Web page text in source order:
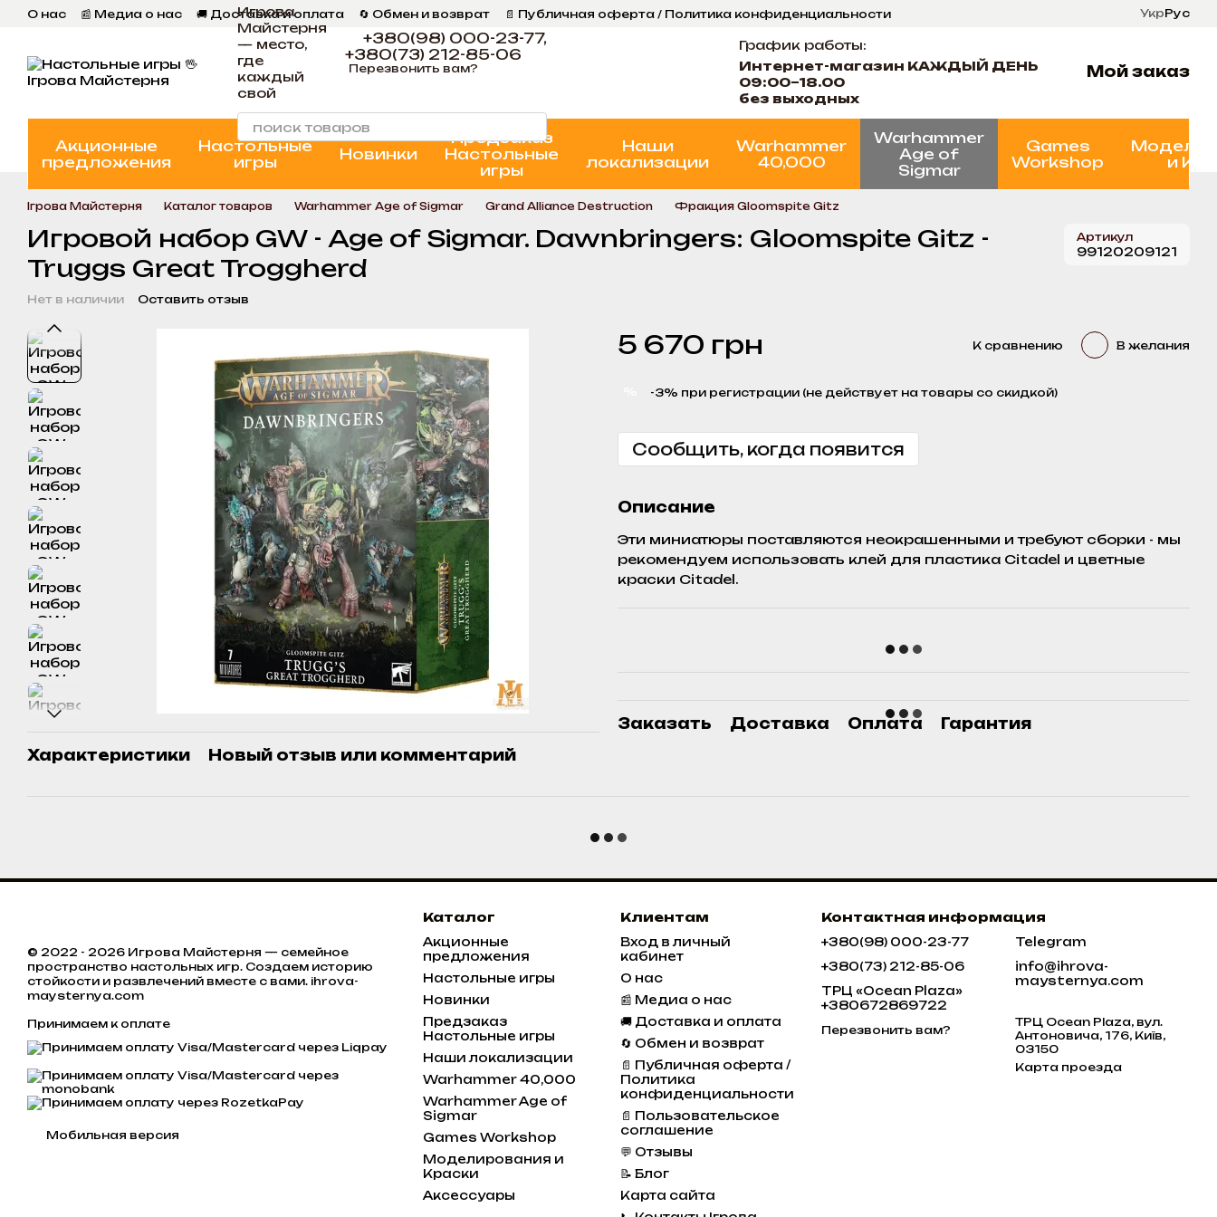
Перейти к основному контенту
О нас 📰 Медиа о нас 🚚 Доставка и оплата 🔄 Обмен и возврат
📄 Публичная оферта / Политика конфиденциальности
📄 Пользовательское соглашение
💬 Отзывы 📝 Блог 📞 Контакты Ігрова Майстерня
УкрРус
Игрова
Майстерня
— место,
где
каждый
свой
+380(98) 000-23-77,
+380(73) 212-85-06
Перезвонить вам?
График работы:
Интернет-магазин КАЖДЫЙ ДЕНЬ
09:00–18.00
без выходных
Мой заказ
Акционные
предложения
Настольные
игры
Новинки
Предзаказ
Настольные
игры
Наши
локализации
Warhammer
40,000
Warhammer
Age of
Sigmar
Games
Workshop
и
Ігрова Майстерня Каталог товаров Warhammer Age of Sigmar Grand Alliance Destruction Фракция Gloomspite Gitz
Игровой набор GW - Age of Sigmar. Dawnbringers: Gloomspite Gitz -
Truggs Great Troggherd
Артикул
99120209121
Нет в наличии Оставить отзыв
Характеристики Новый отзыв или комментарий
5 670 грн К сравнению В желания
-3% при регистрации (не действует на товары со скидкой)
Сообщить, когда появится
Описание
Эти миниатюры поставляются неокрашенными и требуют сборки - мы
рекомендуем использовать клей для пластика Citadel и цветные
краски Citadel.
Заказать Доставка Оплата Гарантия
© 2022 - 2026 Игрова Майстерня — семейное
пространство настольных игр. Создаем историю
стойкости и развлечений вместе с вами. ihrova-
maysternya.com
Принимаем к оплате
Мобильная версия
Каталог
Акционные
предложения
Настольные игры
Новинки
Предзаказ
Настольные игры
Наши локализации
Warhammer 40,000
Warhammer Age of
Sigmar
Games Workshop
Моделирования и
Краски
Аксессуары
Клиентам
Вход в личный
кабинет
О нас
📰 Медиа о нас
🚚 Доставка и оплата
🔄 Обмен и возврат
📄 Публичная оферта /
Политика
конфиденциальности
📄 Пользовательское
соглашение
💬 Отзывы
📝 Блог
Карта сайта
Контактная информация
+380(98) 000-23-77
+380(73) 212-85-06
ТРЦ «Ocean Plaza»
+380672869722
Перезвонить вам?
Telegram
info@ihrova-
maysternya.com
ТРЦ Ocean Plaza, вул.
Антоновича, 176, Київ,
03150
Карта проезда